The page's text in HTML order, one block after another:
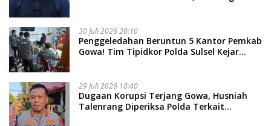
30 Juli 2026 20:10
Penggeledahan Beruntun 5 Kantor Pemkab
Gowa! Tim Tipidkor Polda Sulsel Kejar
29 Juli 2026 18:40
Dugaan Korupsi Terjang Gowa, Husniah
Talenrang Diperiksa Polda Terkait